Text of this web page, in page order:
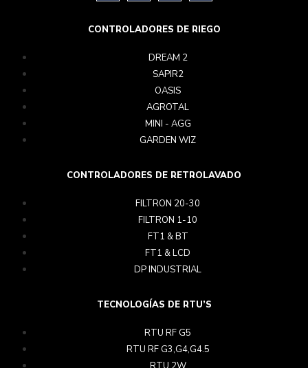
CONTROLADORES DE RIEGO
DREAM 2
SAPIR2
OASIS
AGROTAL
MINI - AGG
GARDEN WIZ
CONTROLADORES DE RETROLAVADO
FILTRON 20-30
FILTRON 1-10
FT1 & BT
FT1 & LCD
DP INDUSTRIAL
TECNOLOGÍAS DE RTU’S
RTU RF G5
RTU RF G3,G4,G4.5